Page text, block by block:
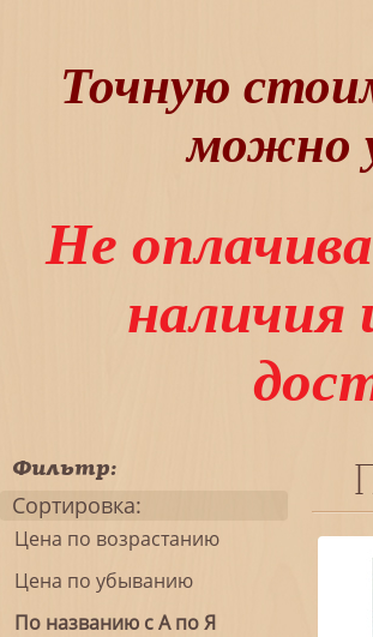
Точную
можно
Не
наличия
Фильтр:
Сортировка:
Цена по возрастанию
Цена по убыванию
По названию с А по Я